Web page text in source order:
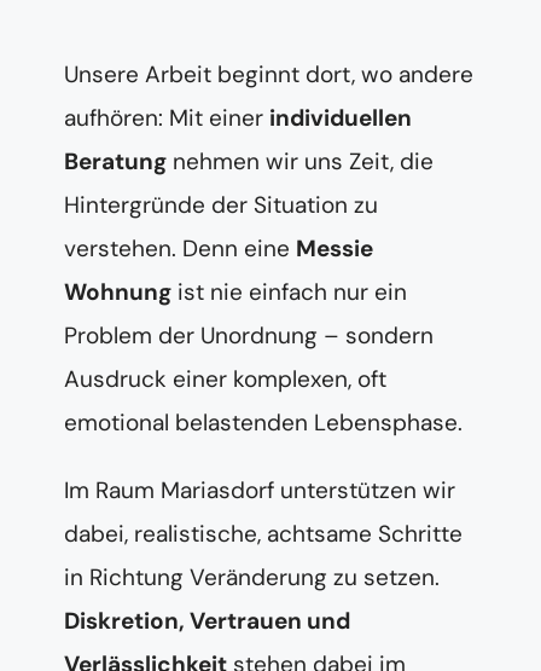
Unsere Arbeit beginnt dort, wo andere
aufhören: Mit einer individuellen
Beratung nehmen wir uns Zeit, die
Hintergründe der Situation zu
verstehen. Denn eine Messie
Wohnung ist nie einfach nur ein
Problem der Unordnung – sondern
Ausdruck einer komplexen, oft
emotional belastenden Lebensphase.
Im Raum Mariasdorf unterstützen wir
dabei, realistische, achtsame Schritte
in Richtung Veränderung zu setzen.
Diskretion, Vertrauen und
Verlässlichkeit stehen dabei im